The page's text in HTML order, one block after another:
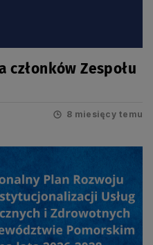
Zespołu
8 miesięcy temu